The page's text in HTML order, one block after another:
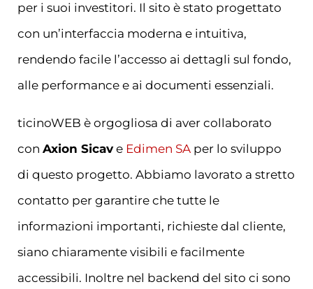
per i suoi investitori. Il sito è stato progettato
con un’interfaccia moderna e intuitiva,
rendendo facile l’accesso ai dettagli sul fondo,
alle performance e ai documenti essenziali.
ticinoWEB è orgogliosa di aver collaborato
con Axion Sicav e Edimen SA per lo sviluppo
di questo progetto. Abbiamo lavorato a stretto
contatto per garantire che tutte le
informazioni importanti, richieste dal cliente,
siano chiaramente visibili e facilmente
accessibili. Inoltre nel backend del sito ci sono